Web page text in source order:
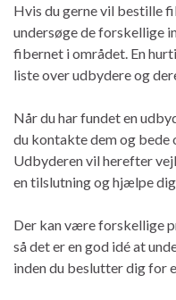
Hvis du gerne vil bestille
undersøge de forskellige
fibernet i området. En
liste over udbydere og
Når du har fundet en
du kontakte dem og bede
Udbyderen vil herefter
en tilslutning og hjælpe
Der kan være forskellige
så det er en god idé at
inden du beslutter dig for